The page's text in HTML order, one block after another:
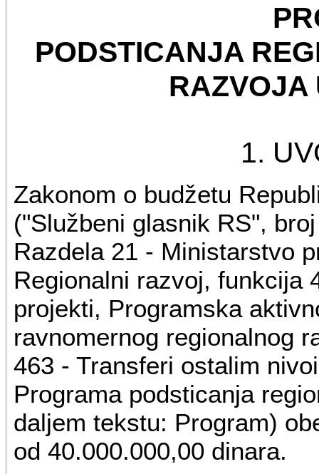
PODSTICANJA
RAZVOJA
1.
Zakonom o budžetu
("Službeni glasnik RS",
Razdela 21 - Ministarstvo
Regionalni razvoj, funkcija
projekti, Programska
ravnomernog regionalnog
463 - Transferi ostalim
Programa podsticanja
daljem tekstu: Program)
od 40.000.000,00 dinara.